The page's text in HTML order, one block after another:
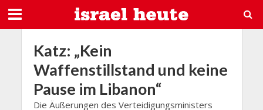
Katz: „Kein
Waffenstillstand und keine
Pause im Libanon“
Die Äußerungen des Verteidigungsministers